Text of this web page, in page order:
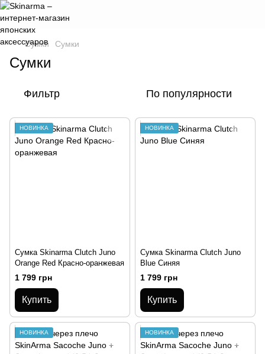
Сумки Сумки
Сумки
Фильтр По популярности
НОВИНКА
Сумка Skinarma Clutch Juno
Orange Red Красно-оранжевая
1 799 грн
Купить
НОВИНКА
Сумка Skinarma Clutch Juno
Blue Синяя
1 799 грн
Купить
НОВИНКА НОВИНКА